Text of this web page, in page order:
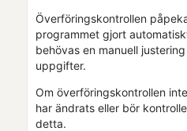
Överföringskontrollen
programmet gjort
behövas en manuell
uppgifter.
Om överföringskontrollen
har ändrats eller bör
detta.